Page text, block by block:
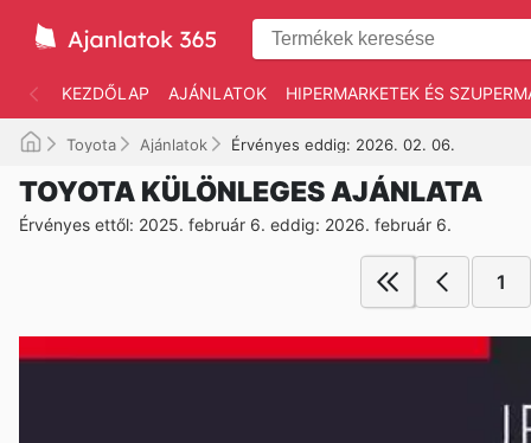
KEZDŐLAP AJÁNLATOK HIPERMARKETEK ÉS
Toyota Ajánlatok Érvényes eddig: 2026. 02. 06.
TOYOTA KÜLÖNLEGES AJÁNLATA
Érvényes ettől: 2025. február 6. eddig: 2026. február 6.
1